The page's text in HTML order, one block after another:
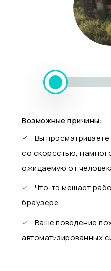
Возможные причины:
Вы просматриваете
со скоростью,
ожидаемую от
Что-то мешает
браузере
Ваше поведение
автоматизированных